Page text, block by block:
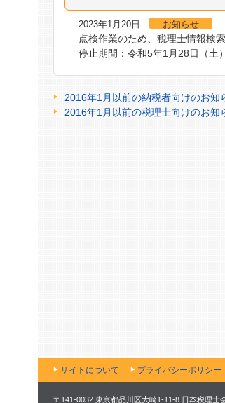
2023年1月20日 お知らせ
点検作業のため、税理士情報検
停止期間：令和5年1月28日（土
2016年1月以前の納税者向けのお知
2016年1月以前の税理士向けのお知
サイトについて プライバシーポリシー
〒141-0032 東京都品川区大崎1-11-8 日本税理